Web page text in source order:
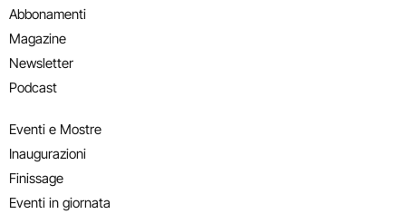
Abbonamenti
Magazine
Newsletter
Podcast
Eventi e Mostre
Inaugurazioni
Finissage
Eventi in giornata